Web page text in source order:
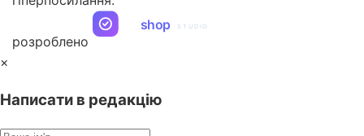
розроблено
shop STUDIO
×
Написати в редакцію